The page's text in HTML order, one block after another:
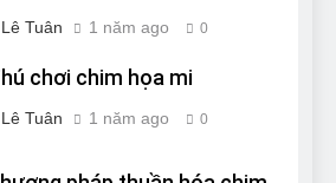
Lê Tuân 1 năm ago 0
chơi chim họa mi
Lê Tuân 1 năm ago 0